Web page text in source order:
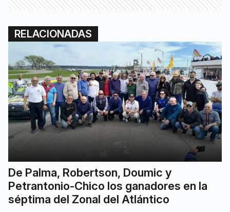
RELACIONADAS
De Palma, Robertson, Doumic y
Petrantonio-Chico los ganadores en la
séptima del Zonal del Atlántico